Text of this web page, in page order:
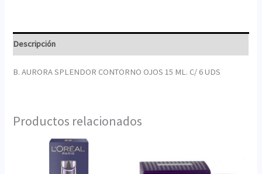
Descripción
B. AURORA SPLENDOR CONTORNO OJOS 15 ML. C/ 6 UDS
Productos relacionados